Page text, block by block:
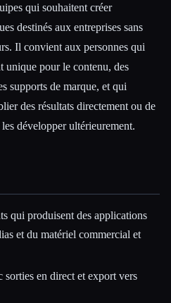
qui souhaitent créer
destinés aux entreprises sans
Il convient aux personnes qui
unique pour le contenu, des
supports de marque, et qui
des résultats directement ou de
développer ultérieurement.
qui produisent des applications
et du matériel commercial et
sorties en direct et export vers